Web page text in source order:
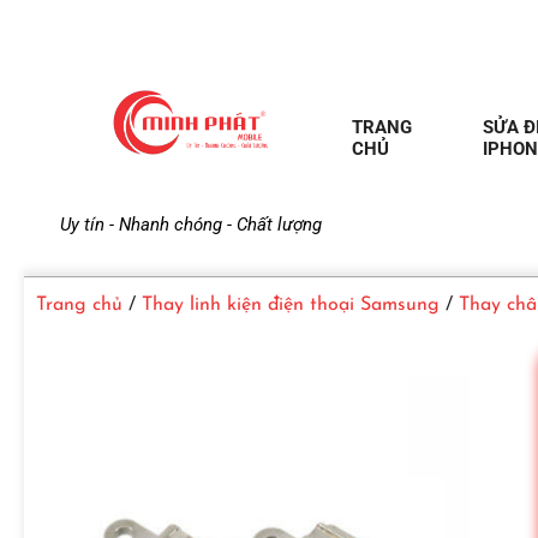
M
i
Uy tín - Nhanh chóng - Chất lượng
TRANG
CHỦ
SỬA
Trang chủ / Thay linh kiện điện thoại Samsung / Thay